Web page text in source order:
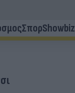
ΣπορShowbiz